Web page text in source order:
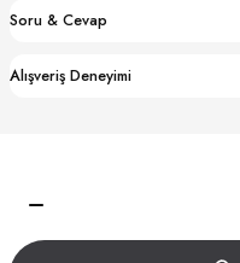
Soru & Cevap
Alışveriş Deneyimi